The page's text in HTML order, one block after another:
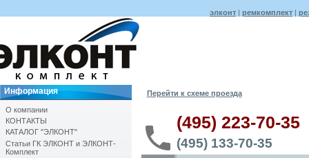
элконт | ремкомплект |
Информация
О компании
КОНТАКТЫ
КАТАЛОГ "ЭЛКОНТ"
Статьи ГК ЭЛКОНТ и ЭЛКОНТ-
Комплект
Перейти к схеме проезда
(495) 223-70-35
(495) 133-70-35